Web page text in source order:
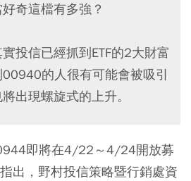
奇這檔有多強？
投信已經抓到ETF的2大財富
的人很有可能會被吸引
出現螺旋式的上升。
即將在4/22～4/24開放募
指出，野村投信策略暨行銷處資